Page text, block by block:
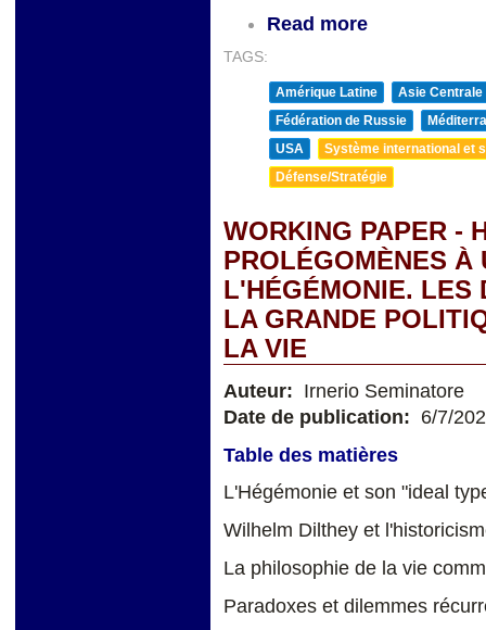
Read more
TAGS:
Amérique Latine
Asie Centrale
Fédération de Russie
USA
Système international et
Défense/Stratégie
WORKING PAPER -
PROLÉGOMÈNES À
L'HÉGÉMONIE. LES
LA GRANDE
LA VIE
Auteur: Irnerio Seminatore
Date de publication: 6/7/
Table des matières
L'Hégémonie et son "ideal
Wilhelm Dilthey et
La philosophie de la vie
Paradoxes et dilemmes